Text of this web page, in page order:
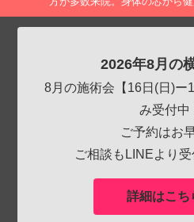
2026年8月の
8月の施術会【16日(日)ー
み受付中
ご予約はお
ご相談もLINEより受
詳細はこち